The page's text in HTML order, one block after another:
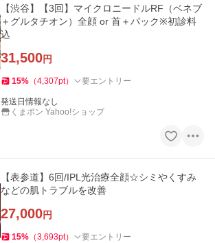
【渋谷】【3回】マイクロニードルRF（ベネブ
＋グルタチオン）全顔 or 首＋パック※初診料
込
31,500円
15% （4,307pt） 要エントリー
発送日情報なし
くまポン Yahoo!ショップ
【表参道】6回/IPL光治療全顔☆シミやくすみ
などの肌トラブルを改善
27,000円
15% （3,693pt） 要エントリー